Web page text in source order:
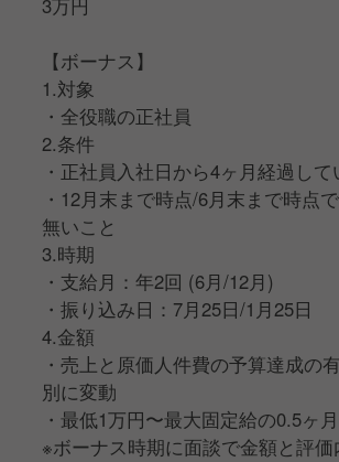
・副店長：約38万円
賃手当：1万円＋勤続年数手当：1万
5,000円＋別途、年2回ボーナスあり(6
・店長：約50万5,000円
－固定給：40万円＋インセンティブ
当：1万円＋勤続年数手当：2万円＋
円＋別途、年2回ボーナスあり(6月・
【年収モデル】
・店長 (入社2年目)：約600万
・マネージャー (入社4年目)：約980万
3万円
【ボーナス】
1.対象
・全役職の正社員
2.条件
・正社員入社日から4ヶ月経過して
・12月末まで時点/6月末まで時点
無いこと
3.時期
・支給月：年2回 (6月/12月)
・振り込み日：7月25日/1月25日
4.金額
・売上と原価人件費の予算達成の
別に変動
・最低1万円〜最大固定給の0.5ヶ
※ボーナス時期に面談で金額と評